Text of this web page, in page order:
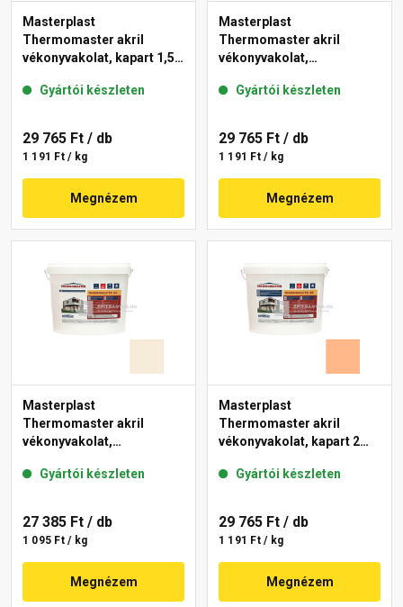
Masterplast
Thermomaster akril
vékonyvakolat, kapart 1,5
Gyártói készleten
29 765 Ft / db
1 191 Ft / kg
Megnézem
Masterplast
Thermomaster akril
vékonyvakolat,
10-D 25 kg
Gyártói készleten
29 765 Ft / db
1 191 Ft / kg
Megnézem
Masterplast
Thermomaster akril
vékonyvakolat,
48-F 25 kg
Gyártói készleten
27 385 Ft / db
1 095 Ft / kg
Megnézem
Masterplast
Thermomaster akril
vékonyvakolat, kapart 2
Gyártói készleten
29 765 Ft / db
1 191 Ft / kg
Megnézem